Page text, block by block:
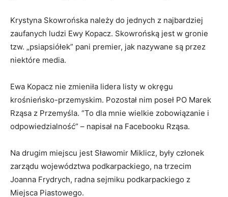
Krystyna Skowrońska należy do jednych z najbardziej
zaufanych ludzi Ewy Kopacz. Skowrońską jest w gronie
tzw. „psiapsiółek” pani premier, jak nazywane są przez
niektóre media.
Ewa Kopacz nie zmieniła lidera listy w okręgu
krośnieńsko-przemyskim. Pozostał nim poseł PO Marek
Rząsa z Przemyśla. “To dla mnie wielkie zobowiązanie i
odpowiedzialność” – napisał na Facebooku Rząsa.
Na drugim miejscu jest Sławomir Miklicz, były członek
zarządu województwa podkarpackiego, na trzecim
Joanna Frydrych, radna sejmiku podkarpackiego z
Miejsca Piastowego.